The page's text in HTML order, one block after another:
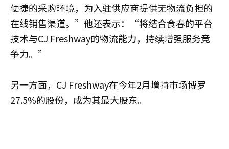
便捷的采购环境，为入驻供应商提供无物流负担的
在线销售渠道。”他还表示：“将结合食春的平台
技术与CJ Freshway的物流能力，持续增强服务竞
争力。”
另一方面，CJ Freshway在今年2月增持市场博罗
27.5%的股份，成为其最大股东。